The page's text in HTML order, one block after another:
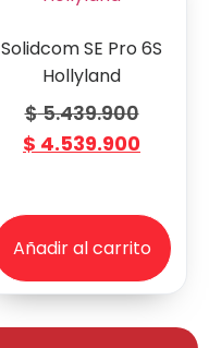
Solidcom SE Pro 6S
Hollyland
$5.439.900
$ 4.539.900
Añadir al carrito